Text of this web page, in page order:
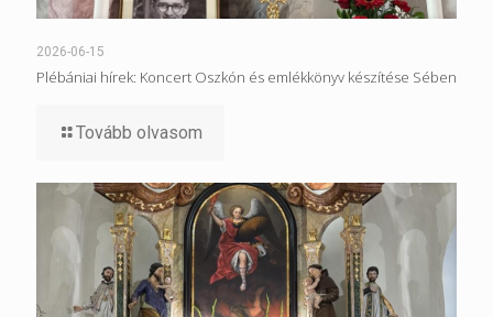
2026-06-15
Plébániai hírek: Koncert Oszkón és emlékkönyv készítése Sében
Tovább olvasom